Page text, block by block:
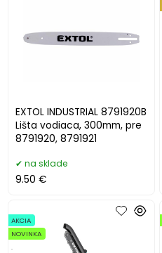
EXTOL INDUSTRIAL 8791920B
Lišta vodiaca, 300mm, pre
8791920, 8791921
na sklade
9.50 €
AKCIA
NOVINKA
.